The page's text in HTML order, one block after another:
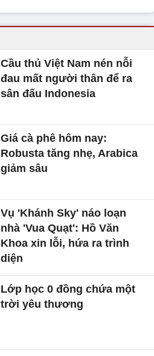
Cầu thủ Việt Nam nén nỗi
đau mất người thân để ra
sân đấu Indonesia
Giá cà phê hôm nay:
Robusta tăng nhẹ, Arabica
giảm sâu
Vụ 'Khánh Sky' náo loạn
nhà 'Vua Quạt': Hồ Văn
Khoa xin lỗi, hứa ra trình
diện
Lớp học 0 đồng chứa một
trời yêu thương